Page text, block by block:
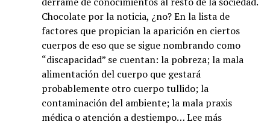
Chocolate por la noticia, ¿no? En la lista de
factores que propician la aparición en ciertos
cuerpos de eso que se sigue nombrando como
“discapacidad” se cuentan: la pobreza; la mala
alimentación del cuerpo que gestará
probablemente otro cuerpo tullido; la
contaminación del ambiente; la mala praxis
médica o atención a destiempo…Lee más: